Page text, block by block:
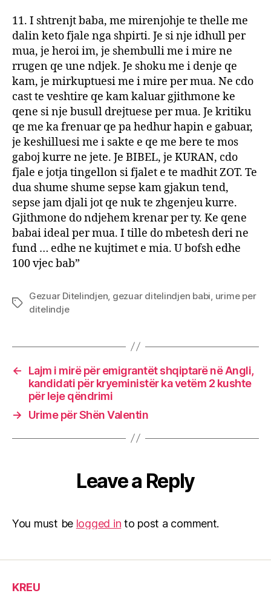
11. I shtrenjt baba, me mirenjohje te thelle me
dalin keto fjale nga shpirti. Je si nje idhull per
mua, je heroi im, je shembulli me i mire ne
rrugen qe une ndjek. Je shoku me i denje qe
kam, je mirkuptuesi me i mire per mua. Ne cdo
cast te veshtire qe kam kaluar gjithmone ke
qene si nje busull drejtuese per mua. Je kritiku
qe me ka frenuar qe pa hedhur hapin e gabuar,
je keshilluesi me i sakte e qe me bere te mos
gaboj kurre ne jete. Je BIBEL, je KURAN, cdo
fjale e jotja tingellon si fjalet e te madhit ZOT. Te
dua shume shume sepse kam gjakun tend,
sepse jam djali jot qe nuk te zhgenjeu kurre.
Gjithmone do ndjehem krenar per ty. Ke qene
babai ideal per mua. I tille do mbetesh deri ne
fund … edhe ne kujtimet e mia. U bofsh edhe
100 vjec bab”
Tags
Gezuar Ditelindjen, gezuar ditelindjen babi, urime per
ditelindje
←
Lajm i mirë për emigrantët shqiptarë në Angli,
kandidati për kryeministër ka vetëm 2 kushte
për leje qëndrimi
→
Urime për Shën Valentin
Leave a Reply
You must be logged in to post a comment.
KREU